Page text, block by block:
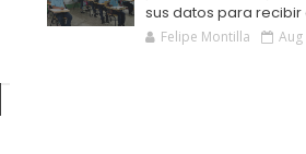
sus datos para recibir
Felipe Montilla Aug